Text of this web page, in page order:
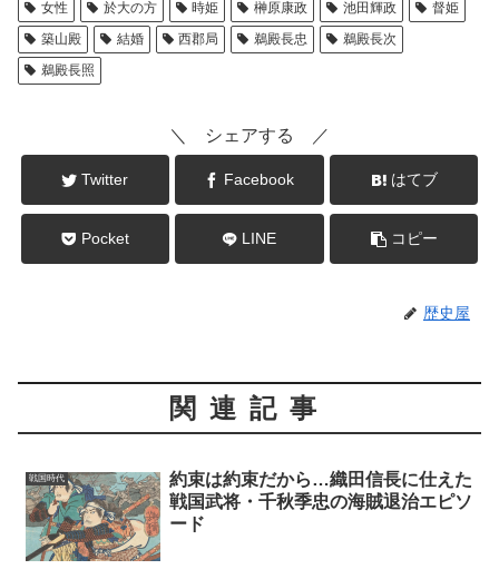
女性
於大の方 時姫 榊原康政 池田輝政
督姫
築山殿
結婚 西郡局 鵜殿長忠
鵜殿長次
鵜殿長照
＼ シェアする ／
Twitter Facebook はてブ
Pocket LINE コピー
歴史屋
関連記事
戦国時代
約束は約束だから…織田信長に仕えた
戦国武将・千秋季忠の海賊退治エピソ
ード